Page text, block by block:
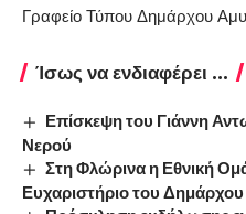
Γραφείο Τύπου Δημάρχου
Ίσως να ενδιαφέρει ...
Επίσκεψη του Γιάννη
Νερού
Στη Φλώρινα η Εθνική
Ευχαριστήριο του